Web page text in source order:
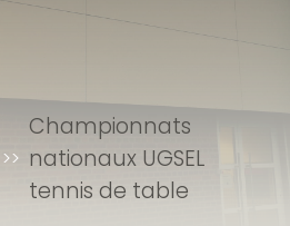
Championnats
nationaux UGSEL
tennis de table